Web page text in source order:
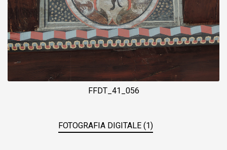
FFDT_41_056
FOTOGRAFIA DIGITALE (1)